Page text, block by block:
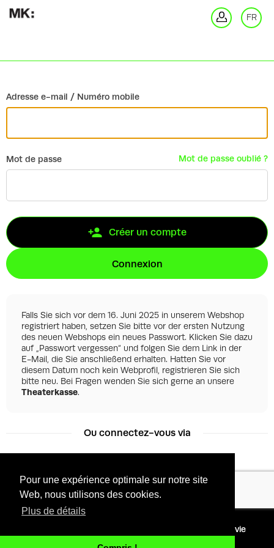
Pour une expérience optimale sur notre site
Web, nous utilisons des cookies.
Plus de détails
FR
Adresse e-mail / Numéro mobile
Mot de passe Mot de passe oublié ?
Créer un compte
Connexion
Falls Sie sich vor dem 16. Juni 2025 in unserem Webshop
registriert haben, setzen Sie bitte vor der ersten Nutzung
des neuen Webshops ein neues Passwort. Klicken Sie dazu
auf „Passwort vergessen“ und folgen Sie dem Link in der
E-Mail, die Sie anschließend erhalten. Hatten Sie vor
diesem Datum noch kein Webprofil, registrieren Sie sich
bitte neu. Bei Fragen wenden Sie sich gerne an unsere
Theaterkasse.
Ou connectez-vous via
Facebook
Tixly
Protection de la vie